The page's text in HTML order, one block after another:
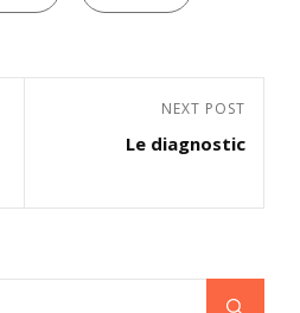
NEXT POST
Le diagnostic